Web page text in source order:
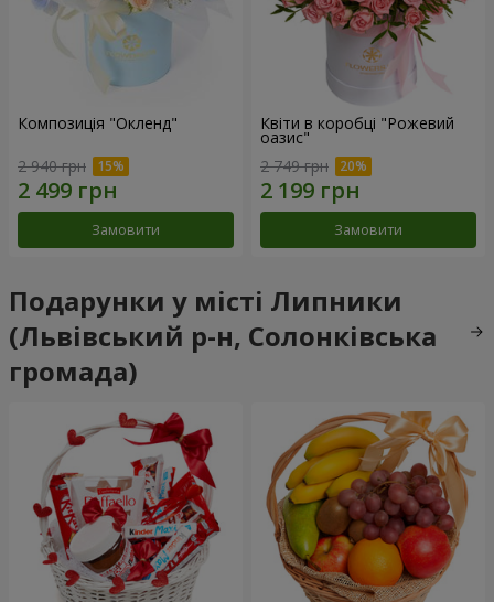
Композиція "Окленд"
2 940 грн
Замовити
Квіти в коробці "Рожевий
оазис"
2 749 грн
Замовити
Подарунки у місті Липники
(Львівський р-н, Солонківська
громада)